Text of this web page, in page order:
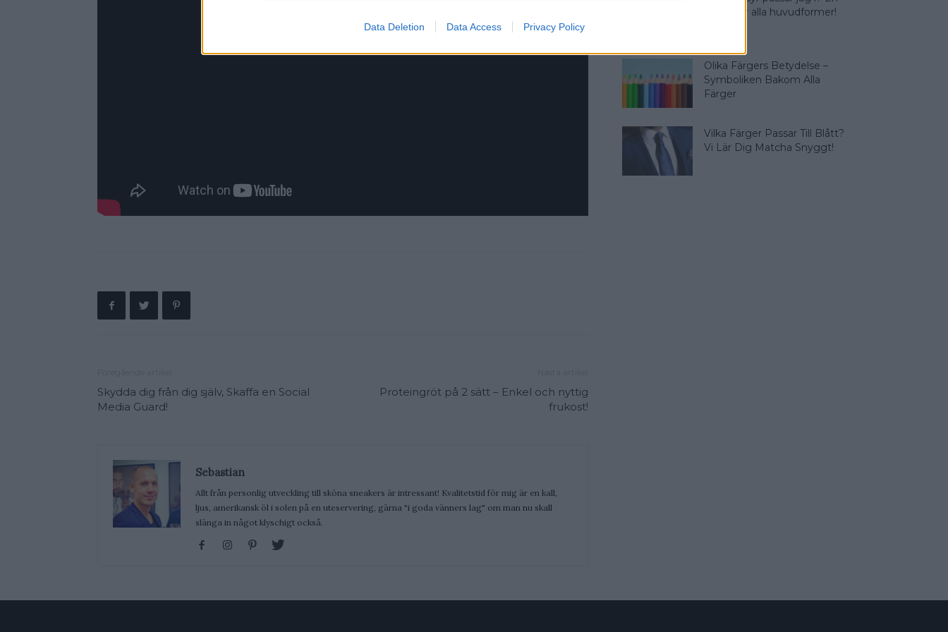
Data Deletion Data Access Privacy Policy
Skydda dig från dig själv, Skaffa en Social
Media Guard!
Proteingröt på 2 sätt – Enkel och nyttig
frukost!
Sebastian
Allt från personlig utveckling till sköna sneakers är intressant! Kvalitetstid för mig är en kall,
ljus, amerikansk öl i solen på en uteservering, gärna "i goda vänners lag" om man nu skall
slänga in något klyschigt också.
guide för alla huvudformer!
Olika Färgers Betydelse –
Symboliken Bakom Alla
Färger
Vilka Färger Passar Till Blått?
Vi Lär Dig Matcha Snyggt!